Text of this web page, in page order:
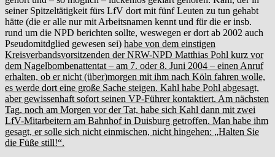
seiner Spitzeltätigkeit fürs LfV dort mit fünf Leuten zu tun gehabt
hätte (die er alle nur mit Arbeitsnamen kennt und für die er insb.
rund um die NPD berichten sollte, weswegen er dort ab 2002 auch
Pseudomitdglied gewesen sei) habe von dem einstigen
Kreisverbandsvorsitzenden der NRW-NPD Matthias Pohl kurz vor
dem Nagelbombenattentat – am 7. oder 8. Juni 2004 – einen Anruf
erhalten, ob er nicht (über)morgen mit ihm nach Köln fahren wolle,
es werde dort eine große Sache steigen. Kahl habe Pohl abgesagt,
aber gewissenhaft sofort seinen VP-Führer kontaktiert. Am nächsten
Tag, noch am Morgen vor der Tat, habe sich Kahl dann mit zwei
LfV-Mitarbeitern am Bahnhof in Duisburg getroffen. Man habe ihm
gesagt, er solle sich nicht einmischen, nicht hingehen: „Halten Sie
die Füße still!“.